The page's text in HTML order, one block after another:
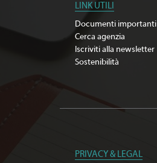
LINK UTILI
Documenti importanti
Cerca agenzia
Iscriviti alla newsletter
Sostenibilità
PRIVACY & LEGAL